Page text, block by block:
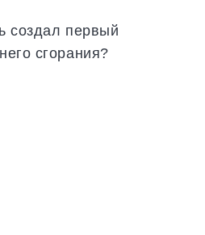
создал первый
сгорания?